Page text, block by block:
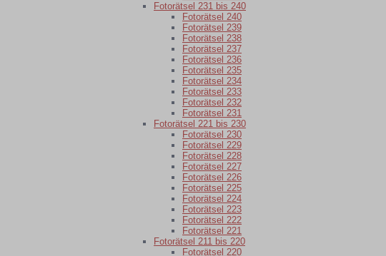
Fotorätsel 231 bis 240
Fotorätsel 240
Fotorätsel 239
Fotorätsel 238
Fotorätsel 237
Fotorätsel 236
Fotorätsel 235
Fotorätsel 234
Fotorätsel 233
Fotorätsel 232
Fotorätsel 231
Fotorätsel 221 bis 230
Fotorätsel 230
Fotorätsel 229
Fotorätsel 228
Fotorätsel 227
Fotorätsel 226
Fotorätsel 225
Fotorätsel 224
Fotorätsel 223
Fotorätsel 222
Fotorätsel 221
Fotorätsel 211 bis 220
Fotorätsel 220